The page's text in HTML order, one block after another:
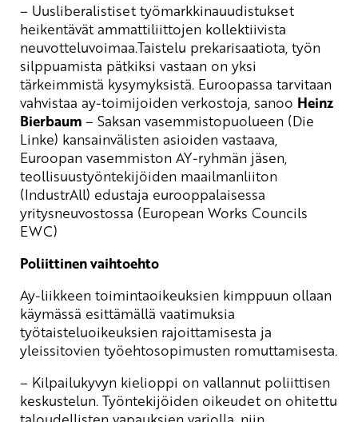
– Uusliberalistiset työmarkkinauudistukset
heikentävät ammattiliittojen kollektiivista
neuvotteluvoimaa.Taistelu prekarisaatiota, työn
silppuamista pätkiksi vastaan on yksi
tärkeimmistä kysymyksistä. Euroopassa tarvitaan
vahvistaa ay-toimijoiden verkostoja, sanoo Heinz
Bierbaum – Saksan vasemmistopuolueen (Die
Linke) kansainvälisten asioiden vastaava,
Euroopan vasemmiston AY-ryhmän jäsen,
teollisuustyöntekijöiden maailmanliiton
(IndustrAll) edustaja eurooppalaisessa
yritysneuvostossa (European Works Councils
EWC)
Poliittinen vaihtoehto
Ay-liikkeen toimintaoikeuksien kimppuun ollaan
käymässä esittämällä vaatimuksia
työtaisteluoikeuksien rajoittamisesta ja
yleissitovien työehtosopimusten romuttamisesta.
– Kilpailukyvyn kielioppi on vallannut poliittisen
keskustelun. Työntekijöiden oikeudet on ohitettu